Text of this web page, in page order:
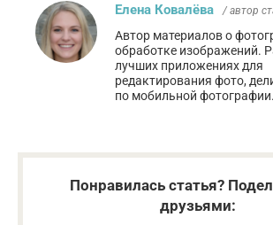
Елена Ковалёва / автор
Автор материалов о
обработке изображений.
лучших приложениях для
редактирования фото,
по мобильной фотографии.
Понравилась статья?
друзьями: